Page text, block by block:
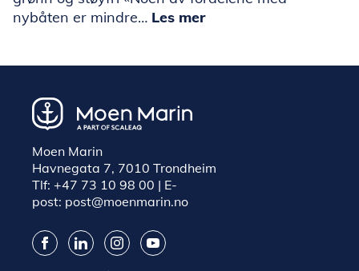
nybåten er mindre… Les mer
Moen Marin
Havnegata 7, 7010 Trondheim
Tlf: +47 73 10 98 00 | E-
post: post@moenmarin.no